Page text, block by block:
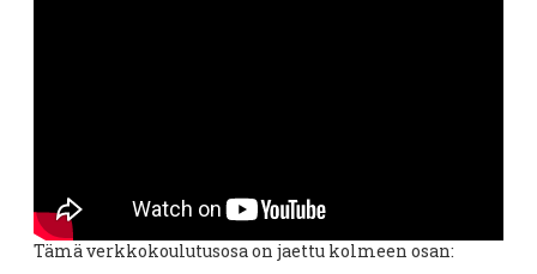
Tämä verkkokoulutusosa on jaettu kolmeen osan: